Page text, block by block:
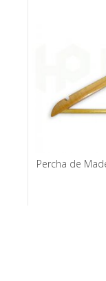
Percha de